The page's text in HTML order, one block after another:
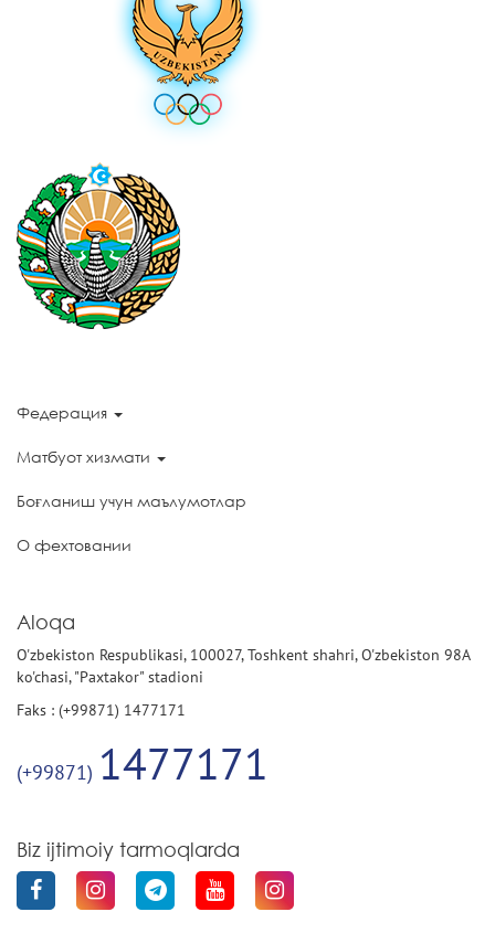
Федерация
Матбуот хизмати
Боғланиш учун маълумотлар
О фехтовании
Aloqa
O'zbekiston Respublikasi, 100027, Toshkent shahri, O'zbekiston 98A
ko'chasi, "Paxtakor" stadioni
Faks : (+99871) 1477171
(+99871) 1477171
Biz ijtimoiy tarmoqlarda